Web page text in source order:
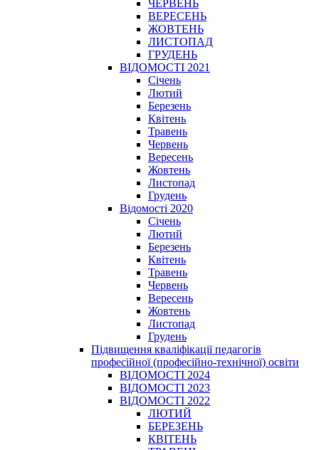
ЧЕРВЕНЬ
ВЕРЕСЕНЬ
ЖОВТЕНЬ
ЛИСТОПАД
ГРУДЕНЬ
ВІДОМОСТІ 2021
Січень
Лютий
Березень
Квітень
Травень
Червень
Вересень
Жовтень
Листопад
Грудень
Відомості 2020
Січень
Лютий
Березень
Квітень
Травень
Червень
Вересень
Жовтень
Листопад
Грудень
Підвищення кваліфікації педагогів
професійної (професійно-технічної) освіти
ВІДОМОСТІ 2024
ВІДОМОСТІ 2023
ВІДОМОСТІ 2022
ЛЮТИЙ
БЕРЕЗЕНЬ
КВІТЕНЬ